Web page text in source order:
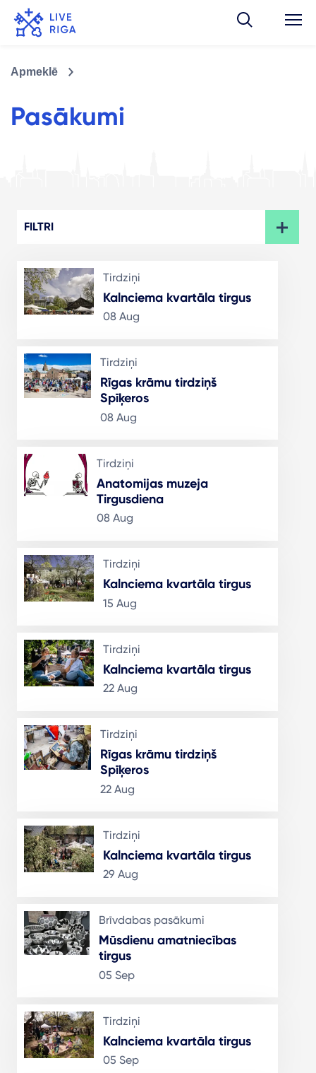
Apmeklē
Pasākumi
FILTRI
Tirdziņi
Kalnciema kvartāla tirgus
08 Aug
Tirdziņi
Rīgas krāmu tirdziņš
Spīķeros
08 Aug
Tirdziņi
Anatomijas muzeja
Tirgusdiena
08 Aug
Tirdziņi
Kalnciema kvartāla tirgus
15 Aug
Tirdziņi
Kalnciema kvartāla tirgus
22 Aug
Tirdziņi
Rīgas krāmu tirdziņš
Spīķeros
22 Aug
Tirdziņi
Kalnciema kvartāla tirgus
29 Aug
Brīvdabas pasākumi
Mūsdienu amatniecības
tirgus
05 Sep
Tirdziņi
Kalnciema kvartāla tirgus
05 Sep